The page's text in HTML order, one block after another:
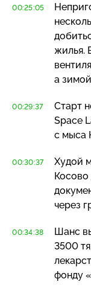
00:25:05
жилья.
а
00:29:37 Старт
Space
с мыса
00:30:37
Худой
через
00:34:38
Шанс
3500
фонду